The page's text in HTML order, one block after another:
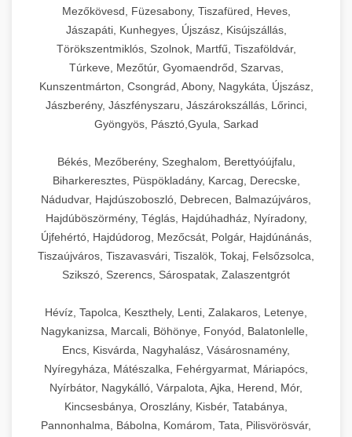
Mezőkövesd, Füzesabony, Tiszafüred, Heves,
Jászapáti, Kunhegyes, Újszász, Kisújszállás,
Törökszentmiklós, Szolnok, Martfű, Tiszaföldvár,
Túrkeve, Mezőtúr, Gyomaendrőd, Szarvas,
Kunszentmárton, Csongrád, Abony, Nagykáta, Újszász,
Jászberény, Jászfényszaru, Jászárokszállás, Lőrinci,
Gyöngyös, Pásztó,Gyula, Sarkad
Békés, Mezőberény, Szeghalom, Berettyóújfalu,
Biharkeresztes, Püspökladány, Karcag, Derecske,
Nádudvar, Hajdúszoboszló, Debrecen, Balmazújváros,
Hajdúböszörmény, Téglás, Hajdúhadház, Nyíradony,
Újfehértó, Hajdúdorog, Mezőcsát, Polgár, Hajdúnánás,
Tiszaújváros, Tiszavasvári, Tiszalök, Tokaj, Felsőzsolca,
Szikszó, Szerencs, Sárospatak, Zalaszentgrót
Hévíz, Tapolca, Keszthely, Lenti, Zalakaros, Letenye,
Nagykanizsa, Marcali, Böhönye, Fonyód, Balatonlelle,
Encs, Kisvárda, Nagyhalász, Vásárosnamény,
Nyíregyháza, Mátészalka, Fehérgyarmat, Máriapócs,
Nyírbátor, Nagykálló, Várpalota, Ajka, Herend, Mór,
Kincsesbánya, Oroszlány, Kisbér, Tatabánya,
Pannonhalma, Bábolna, Komárom, Tata, Pilisvörösvár,